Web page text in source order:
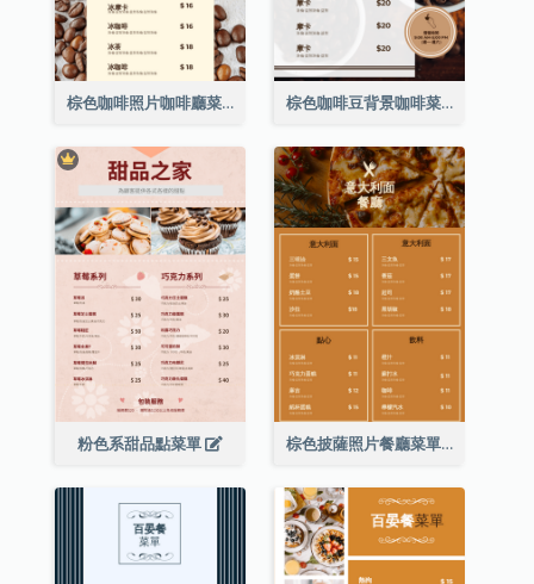
棕色咖啡照片咖啡廳菜單 棕色咖啡豆背景咖啡菜單
粉色系甜品點菜單 棕色披薩照片餐廳菜單